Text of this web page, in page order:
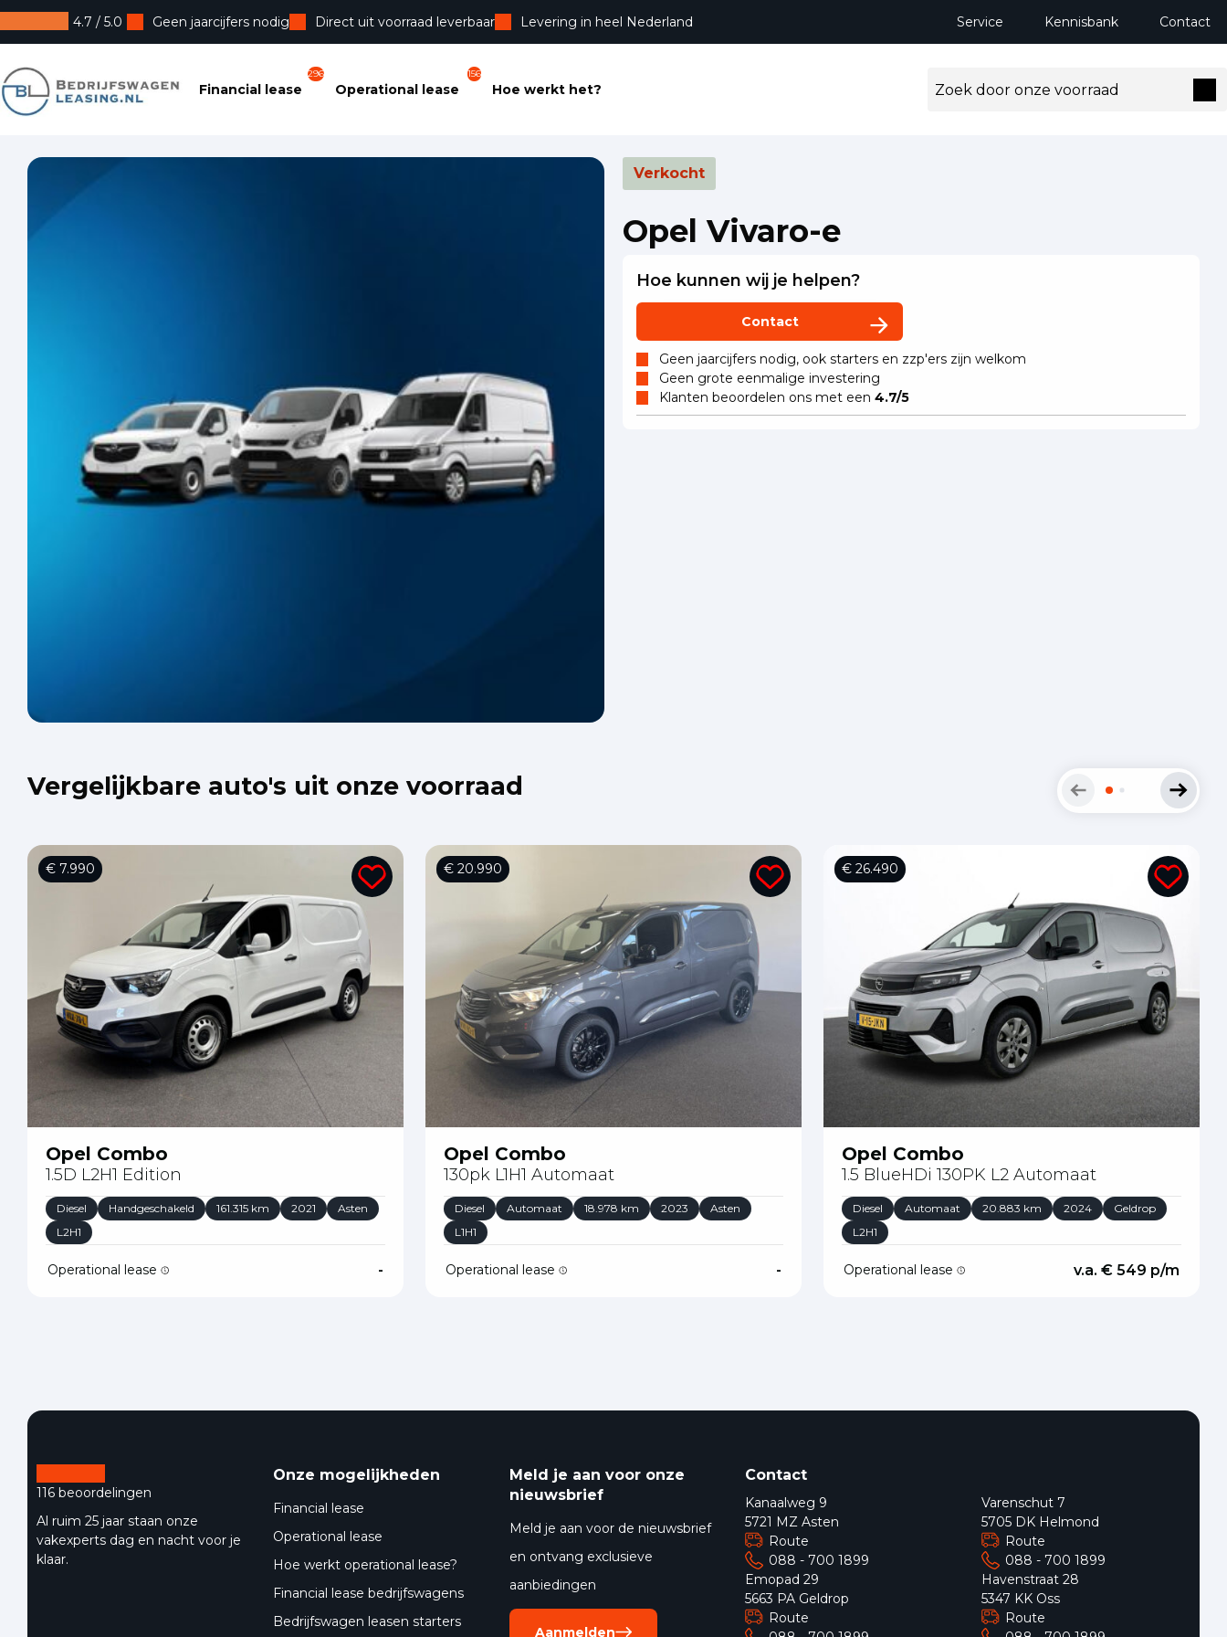
4.7 / 5.0 Geen jaarcijfers nodig Direct uit voorraad leverbaar Levering in heel Nederland Service Kennisbank Contact
Bedrijfswagenleasing
Financial lease
296
Operational lease
156
Hoe werkt het?
Verkocht
Opel Vivaro-e
Hoe kunnen wij je helpen?
Contact
Geen jaarcijfers nodig, ook starters en zzp'ers zijn welkom
Geen grote eenmalige investering
Klanten beoordelen ons met een 4.7/5
Vergelijkbare auto's uit onze voorraad
€ 7.990
Opel Combo
1.5D L2H1 Edition
Diesel Handgeschakeld 161.315 km 2021
Asten
L2H1
Operational lease -
€ 20.990
Opel Combo
130pk L1H1 Automaat
Diesel Automaat 18.978 km 2023
Asten
L1H1
Operational lease -
€ 26.490
Opel Combo
1.5 BlueHDi 130PK L2 Automaat
Diesel Automaat 20.883 km 2024
Geldrop
L2H1
Operational lease v.a. € 549 p/m
116 beoordelingen
Al ruim 25 jaar staan onze
vakexperts dag en nacht voor je
klaar.
Onze mogelijkheden
Financial lease
Operational lease
Hoe werkt operational lease?
Financial lease bedrijfswagens
Bedrijfswagen leasen starters
Meld je aan voor onze
nieuwsbrief
Meld je aan voor de nieuwsbrief
en ontvang exclusieve
aanbiedingen
Aanmelden
Contact
Kanaalweg 9
5721 MZ Asten
Route
088 - 700 1899
Emopad 29
5663 PA Geldrop
Route
Varenschut 7
5705 DK Helmond
Route
088 - 700 1899
Havenstraat 28
5347 KK Oss
Route